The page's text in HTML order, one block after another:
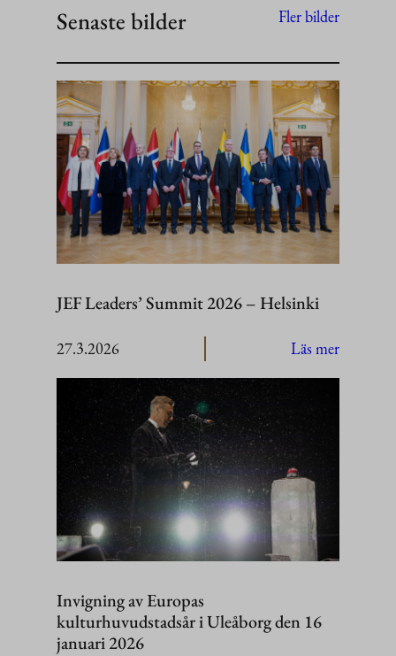
Senaste bilder Fler bilder
JEF Leaders’ Summit 2026 – Helsinki
27.3.2026 Läs mer:
Invigning av Europas
kulturhuvudstadsår i Uleåborg den 16
januari 2026